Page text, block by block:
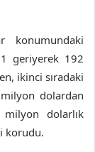
konumundaki
geriyerek 192
ikinci sıradaki
dolardan
dolarlık
korudu.